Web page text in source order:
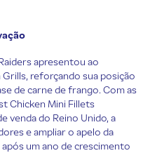
apresentou ao
Grills, reforçando sua posição
de carne de frango. Com as
Chicken Mini Fillets
venda do Reino Unido, a
e ampliar o apelo da
um ano de crescimento